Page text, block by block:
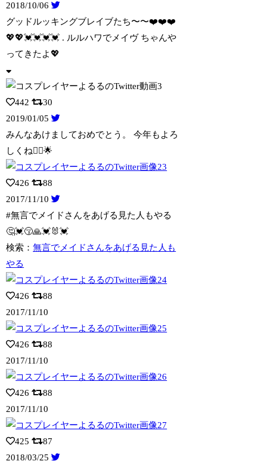
2018/10/06
グッドルッキングブレイブたち〜〜❤️❤️❤️
💖💖💓💓💓💓 . ルルハワでメイヴちゃんや
ってきたよ💖
442
30
2019/01/05
みんなあけましておめでとう。 今年もよろ
しくね🙇‍♀️🌟
426
88
2017/11/10
#無言でメイドさんをあげる見た人もやる
🤔💓😚🙏💓🐰💓
検索：無言でメイドさんをあげる見た人も
やる
426
88
2017/11/10
426
88
2017/11/10
426
88
2017/11/10
425
87
2018/03/25